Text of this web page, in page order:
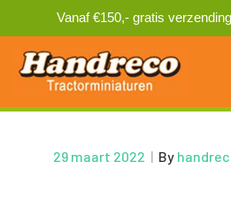
Vanaf €150,- gratis
29 maart 2022 | By